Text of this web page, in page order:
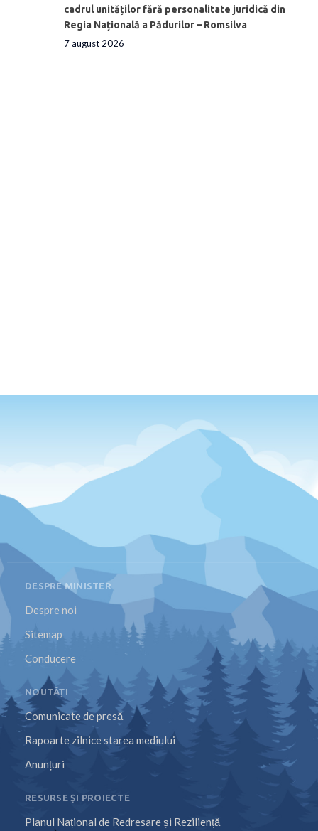
cadrul unităților fără personalitate juridică din
Regia Națională a Pădurilor – Romsilva
7 august 2026
DESPRE MINISTER
Despre noi
Sitemap
Conducere
NOUTĂȚI
Comunicate de presă
Rapoarte zilnice starea mediului
Anunțuri
RESURSE ȘI PROIECTE
Planul Național de Redresare și Reziliență